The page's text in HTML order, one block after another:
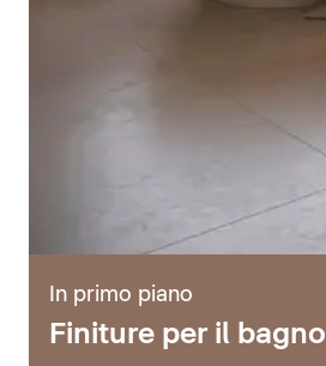
In primo piano
Finiture per il bagno